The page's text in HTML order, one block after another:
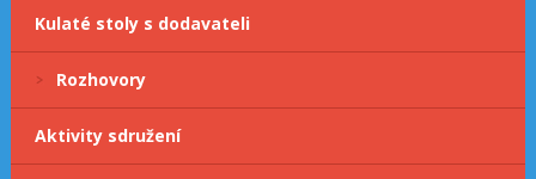
Kulaté stoly s dodavateli
Rozhovory
Aktivity sdružení